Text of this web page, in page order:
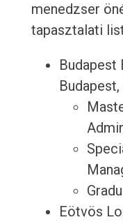
menedzser
tapasztalati
Budapest
Eötvös